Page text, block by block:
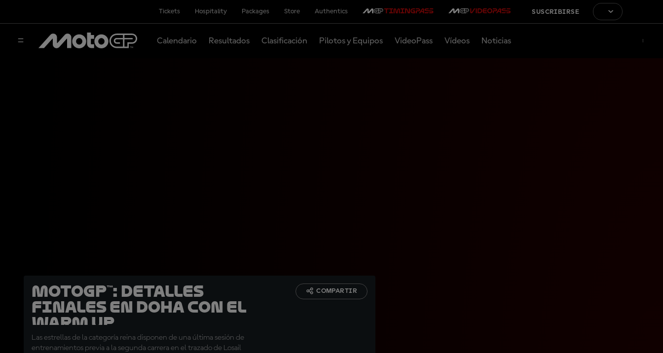
Tickets Hospitality Packages Store Authentics SUSCRIBIRSE
Calendario Resultados Clasificación Pilotos y Equipos VideoPass Vídeos Noticias
MotoGP™: Detalles
finales en Doha con el
Warm Up
Las estrellas de la categoría reina disponen de una última sesión de
entrenamientos previa a la segunda carrera en el trazado de Losail
COMPARTIR